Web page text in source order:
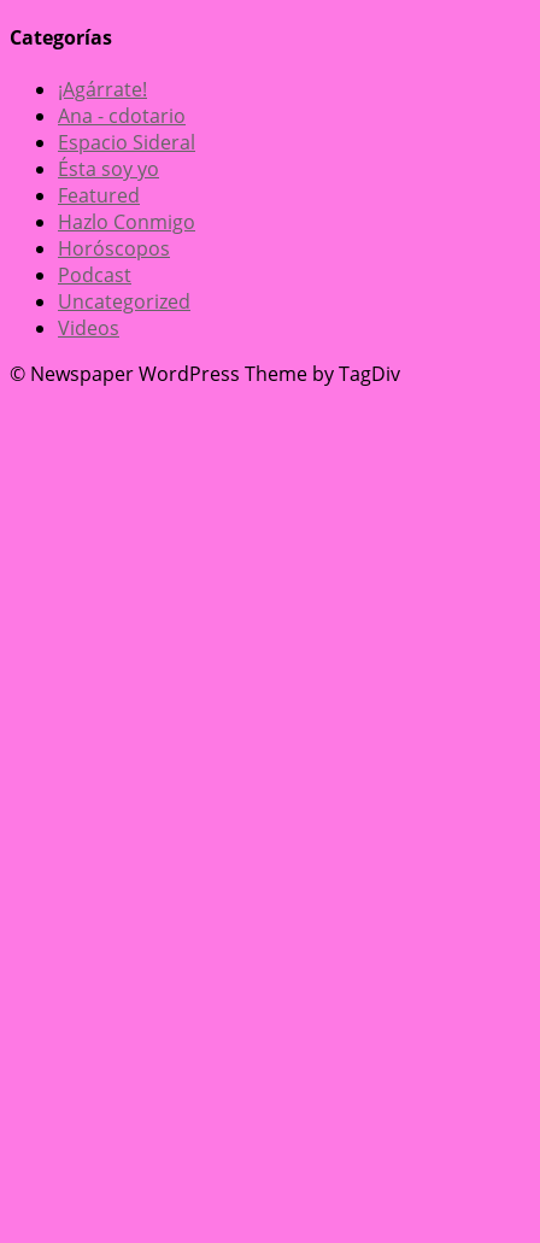
Categorías
¡Agárrate!
Ana - cdotario
Espacio Sideral
Ésta soy yo
Featured
Hazlo Conmigo
Horóscopos
Podcast
Uncategorized
Videos
© Newspaper WordPress Theme by TagDiv